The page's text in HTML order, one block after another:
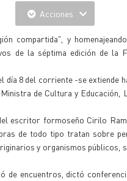
Acciones
compartida", y
de la séptima edición de
día 8 del corriente -se
de Cultura y
escritor formoseño Cirilo
de todo tipo tratan sobre
y organismos públicos,
de encuentros, dictó